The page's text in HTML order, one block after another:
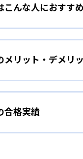
ずに、一人ひとり
ずつ難易度を上げ
イル
度な問題へと、ス
んな人におすす
したい幼児向け
た教材で、わかる
とで、少しずつ苦
リット・デメリ
するため、集中力
合格実績